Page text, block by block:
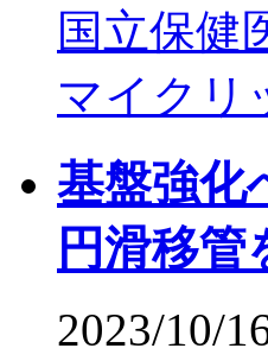
国立保健
マイクリ
基盤強化
円滑移管
2023/10/